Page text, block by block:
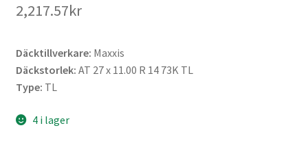
2,217.57kr
Däcktillverkare: Maxxis
Däckstorlek: AT 27 x 11.00 R 14 73K TL
Type: TL
4 i lager